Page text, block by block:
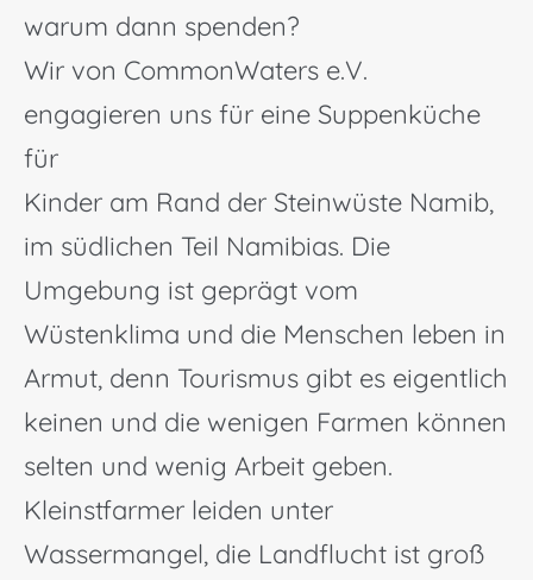
warum dann spenden?
Wir von CommonWaters e.V.
engagieren uns für eine Suppenküche
für
Kinder am Rand der Steinwüste Namib,
im südlichen Teil Namibias. Die
Umgebung ist geprägt vom
Wüstenklima und die Menschen leben in
Armut, denn Tourismus gibt es eigentlich
keinen und die wenigen Farmen können
selten und wenig Arbeit geben.
Kleinstfarmer leiden unter
Wassermangel, die Landflucht ist groß